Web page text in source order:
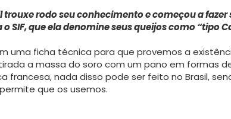
rodo seu conhecimento e começou a
SIF, que ela denomine seus queijos como “tipo
uma ficha técnica para que provemos a
a mas­sa do soro com um pano em formas
nada disso pode ser feito no Brasil,
que os usemos.